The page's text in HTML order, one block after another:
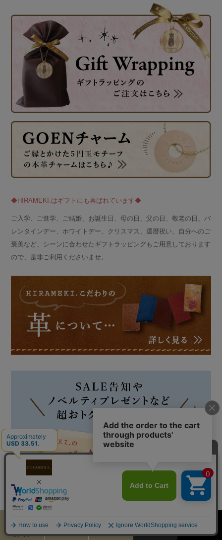
◆HIRAMEKI.はギフトにも喜ばれています◆
ご入学、ご進学、ご結婚、お誕生日、母の日、父の日、敬老の日、バ
レンタインデー、ホワイトデー、クリスマス、還暦祝い、自分へのご
褒美など、シーンに合わせたギフトラッピングもご用意しております
ので、是非ご利用くださいませ。
ログイン